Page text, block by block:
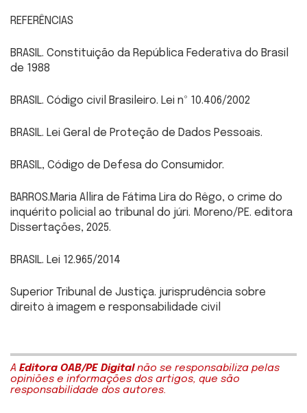
REFERÊNCIAS
BRASIL. Constituição da República Federativa do Brasil
de 1988
BRASIL. Código civil Brasileiro. Lei nº 10.406/2002
BRASIL. Lei Geral de Proteção de Dados Pessoais.
BRASIL, Código de Defesa do Consumidor.
BARROS.Maria Allira de Fátima Lira do Rêgo, o crime do
inquérito policial ao tribunal do júri. Moreno/PE. editora
Dissertações, 2025.
BRASIL. Lei 12.965/2014
Superior Tribunal de Justiça. jurisprudência sobre
direito à imagem e responsabilidade civil
A Editora OAB/PE Digitalnão se responsabiliza pelas
opiniões e informações dos artigos, que são
responsabilidade dos autores.